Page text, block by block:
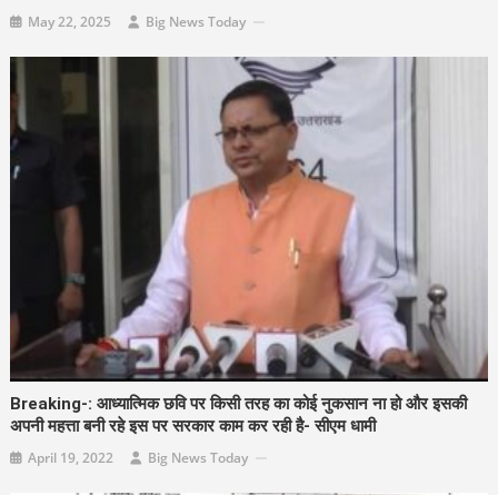
May 22, 2025 Big News Today
Breaking-: आध्यात्मिक छवि पर किसी तरह का कोई नुकसान ना हो और इसकी
अपनी महत्ता बनी रहे इस पर सरकार काम कर रही है- सीएम धामी
April 19, 2022 Big News Today